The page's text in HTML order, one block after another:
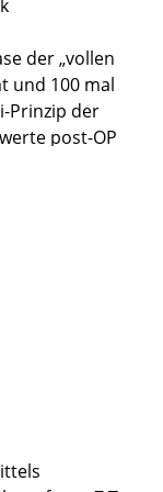
der „vollen
und 100 mal
Prinzip der
post-OP
durch
von Check-In
mit jeder
derer, vor allem
und